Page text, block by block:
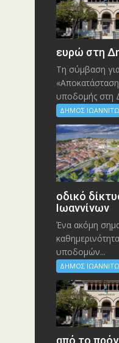
ευρώ στη
Τη σύμβαση
υποδομής στη
ΔΗΜΟΣ
οδικό
Ιωαννίνων
Ένα ακόμη
υποδομών...
ΔΗΜΟΣ
από το